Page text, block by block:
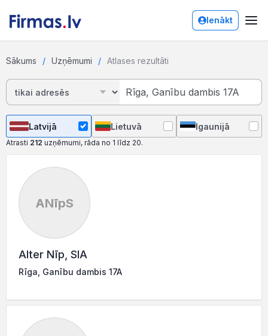
Ienākt
Sākums Uzņēmumi Atlases rezultāti
Latvijā Lietuvā Igaunijā
Atrasti 212 uzņēmumi, rāda no 1 līdz 20.
ANīpS
Alter Nīp, SIA
Rīga, Ganību dambis 17A